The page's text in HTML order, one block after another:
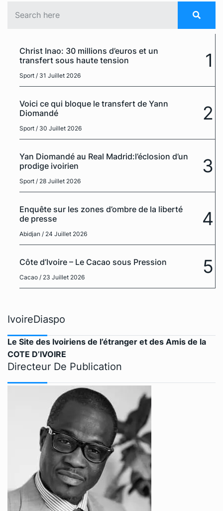
Christ Inao: 30 millions d’euros et un
transfert sous haute tension
Sport / 31 Juillet 2026
1
Voici ce qui bloque le transfert de Yann
Diomandé
Sport / 30 Juillet 2026
2
Yan Diomandé au Real Madrid:l’éclosion d’un
prodige ivoirien
Sport / 28 Juillet 2026
3
Enquête sur les zones d’ombre de la liberté
de presse
Abidjan / 24 Juillet 2026
4
Côte d’Ivoire – Le Cacao sous Pression
Cacao / 23 Juillet 2026 5
IvoireDiaspo
Le Site des Ivoiriens de l’étranger et des Amis de la
COTE D’IVOIRE
Directeur De Publication